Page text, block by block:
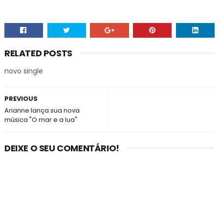
RELATED POSTS
novo single
PREVIOUS
Arianne lança sua nova
música "O mar e a lua"
DEIXE O SEU COMENTÁRIO!